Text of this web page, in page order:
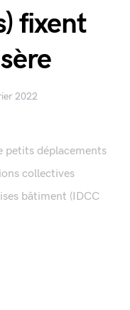
fixent
2022
petits déplacements
collectives
bâtiment (IDCC